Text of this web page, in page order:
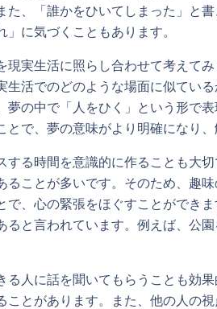
た、「誰かをひいてしまった」と
」に気づくこともあります。
現実生活に照らし合わせて考えて
生活でのどのような場面に似てい
夢の中で「人をひく」という形で
とで、夢の意味がより明確になり
する時間を意識的に作ることも大
ることが多いです。そのため、趣
で、心の緊張をほぐすことができ
ると言われています。例えば、公
る人に話を聞いてもらうことも効
ことがあります。また、他の人の